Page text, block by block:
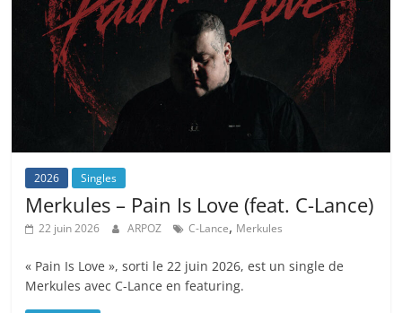
2026 Singles
Merkules – Pain Is Love (feat. C-Lance)
22 juin 2026 ARPOZ C-Lance, Merkules
« Pain Is Love », sorti le 22 juin 2026, est un single de
Merkules avec C-Lance en featuring.